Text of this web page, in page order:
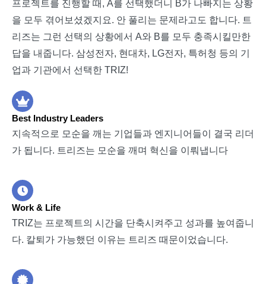
프로젝트를 진행할 때, A를 선택했더니 B가 나빠지는 상황
을 모두 겪어보셨겠지요. 안 풀리는 문제라고도 합니다. 트
리즈는 그런 선택의 상황에서 A와 B를 모두 충족시킬만한
답을 내줍니다. 삼성전자, 현대차, LG전자, 특허청 등의 기
업과 기관에서 선택한 TRIZ!
Best Industry Leaders
지속적으로 모순을 깨는 기업들과 엔지니어들이 결국 리더
가 됩니다. 트리즈는 모순을 깨며 혁신을 이뤄냅니다
Work & Life
TRIZ는 프로젝트의 시간을 단축시켜주고 성과를 높여줍니
다. 칼퇴가 가능했던 이유는 트리즈 때문이었습니다.